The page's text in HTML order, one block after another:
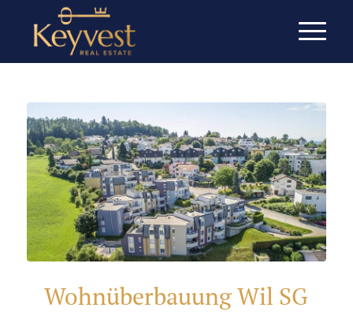
Wohnüberbauung Wil SG